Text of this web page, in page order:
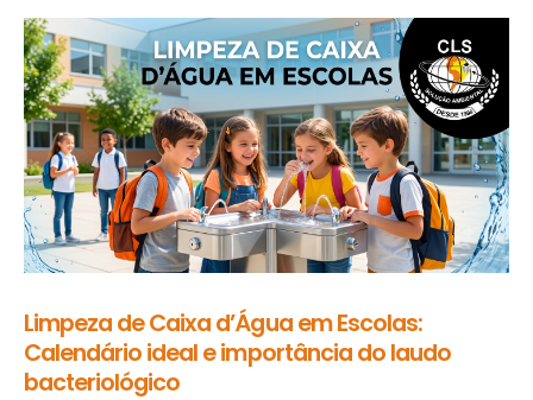
Limpeza de Caixa d’Água em Escolas:
Calendário ideal e importância do laudo
bacteriológico